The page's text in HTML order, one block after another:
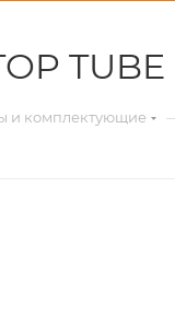
и комплектующие